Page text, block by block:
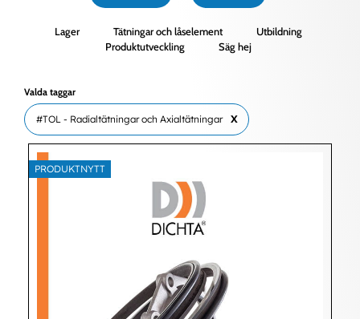
Lager Tätningar och låselement
Utbildning
Produktutveckling
Säg hej
Valda taggar
#TOL - Radialtätningar och Axialtätningar X
PRODUKTNYTT